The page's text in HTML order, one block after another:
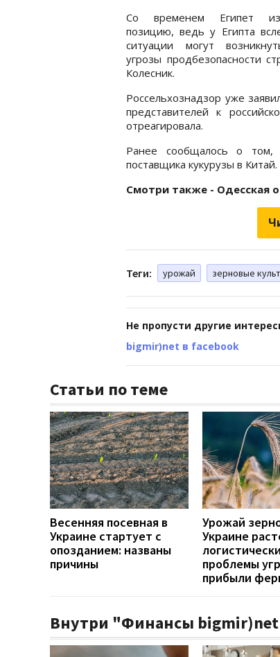
Со временем Египет
позицию, ведь у Египта
ситуации могут
угрозы продбезопасности
Колесник.
Россельхознадзор уже
представителей к
отреагировала.
Ранее сообщалось о
поставщика кукурузы в Китай.
Смотри также - Одесская
Теги: урожай зерновые
Не пропусти другие
bigmir)net в facebook
Статьи по теме
Весенняя посевная в
Украине стартует с
опозданием: названы
причины
Урожай
Украине
проблемы
прибыли
Внутри "Финансы